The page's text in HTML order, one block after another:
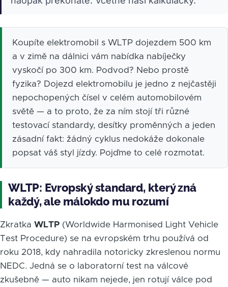
Koupíte elektromobil s WLTP dojezdem 500 km
a v zimě na dálnici vám nabídka nabíječky
vyskočí po 300 km. Podvod? Nebo prostě
fyzika? Dojezd elektromobilu je jedno z nejčastěji
nepochopených čísel v celém automobilovém
světě — a to proto, že za ním stojí tři různé
testovací standardy, desítky proměnných a jeden
zásadní fakt: žádný cyklus nedokáže dokonale
popsat váš styl jízdy. Pojďme to celé rozmotat.
WLTP: Evropský standard, který zná
každý, ale málokdo mu rozumí
Zkratka WLTP (Worldwide Harmonised Light Vehicle
Test Procedure) se na evropském trhu používá od
roku 2018, kdy nahradila notoricky zkreslenou normu
NEDC. Jedná se o laboratorní test na válcové
zkušebně — auto nikam nejede, jen rotují válce pod